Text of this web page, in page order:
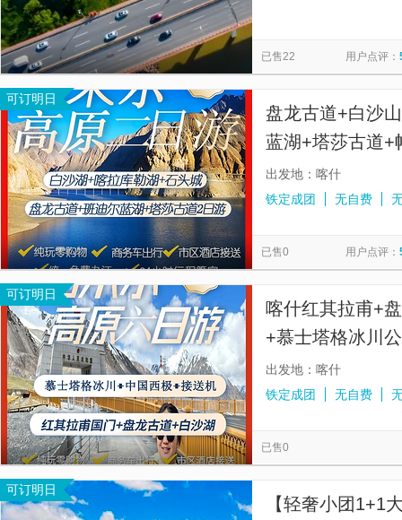
已售22 用户点评：
可订明日
盘龙古道+白沙
蓝湖+塔莎古道+
出发地：喀什
铁定成团
无自费
已售0 用户点评：
可订明日
喀什红其拉甫+
+慕士塔格冰川
【中国西极（含
出发地：喀什
铁定成团
无自费
已售0
可订明日
【轻奢小团1+1